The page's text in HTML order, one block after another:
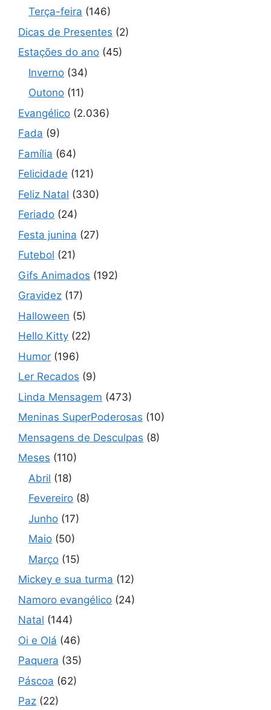
Terça-feira (146)
Dicas de Presentes (2)
Estações do ano (45)
Inverno (34)
Outono (11)
Evangélico (2.036)
Fada (9)
Família (64)
Felicidade (121)
Feliz Natal (330)
Feriado (24)
Festa junina (27)
Futebol (21)
Gifs Animados (192)
Gravidez (17)
Halloween (5)
Hello Kitty (22)
Humor (196)
Ler Recados (9)
Linda Mensagem (473)
Meninas SuperPoderosas (10)
Mensagens de Desculpas (8)
Meses (110)
Abril (18)
Fevereiro (8)
Junho (17)
Maio (50)
Março (15)
Mickey e sua turma (12)
Namoro evangélico (24)
Natal (144)
Oi e Olá (46)
Paquera (35)
Páscoa (62)
Paz (22)